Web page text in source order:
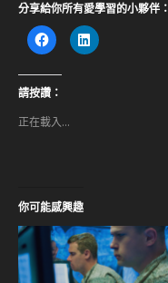
分享給你所有愛學習的小夥伴：
按
一
分
享
至
新
分
享
請按讚：
正在載入...
你可能感興趣